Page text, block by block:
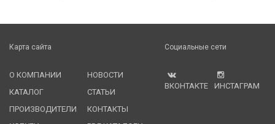
Карта сайта
О КОМПАНИИ
КАТАЛОГ
ПРОИЗВОДИТЕЛИ
НОВОСТИ
СТАТЬИ
КОНТАКТЫ
Социальные сети
ВКОНТАКТЕ ИНСТАГРАМ